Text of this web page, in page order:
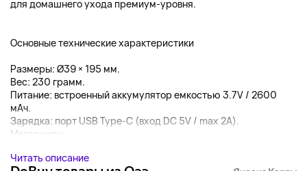
для домашнего ухода премиум-уровня.
Основные технические характеристики
Размеры: Ø39 × 195 мм.
Вес: 230 грамм.
Питание: встроенный аккумулятор емкостью 3.7V / 2600
мАч.
Зарядка: порт USB Type-C (вход DC 5V / max 2A).
Материалы:...
Читать описание